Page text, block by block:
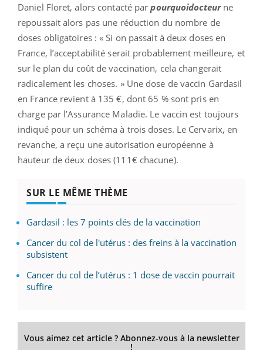
Daniel Floret, alors contacté parpourquoidocteurne
repoussait alors pas une réduction du nombre de
doses obligatoires : « Si on passait à deux doses en
France, l’acceptabilité serait probablement meilleure, et
sur le plan du coût de vaccination, cela changerait
radicalement les choses. » Une dose de vaccin Gardasil
en France revient à 135 €, dont 65 % sont pris en
charge par l’Assurance Maladie. Le vaccin est toujours
indiqué pour un schéma à trois doses. Le Cervarix, en
revanche, a reçu une autorisation européenne à
hauteur de deux doses (111€ chacune).
SUR LE MÊME THÈME
Gardasil : les 7 points clés de la vaccination
Cancer du col de l'utérus : des freins à la vaccination
subsistent
Cancer du col de l’utérus : 1 dose de vaccin pourrait
suffire
Vous aimez cet article ? Abonnez-vous à la newsletter
!